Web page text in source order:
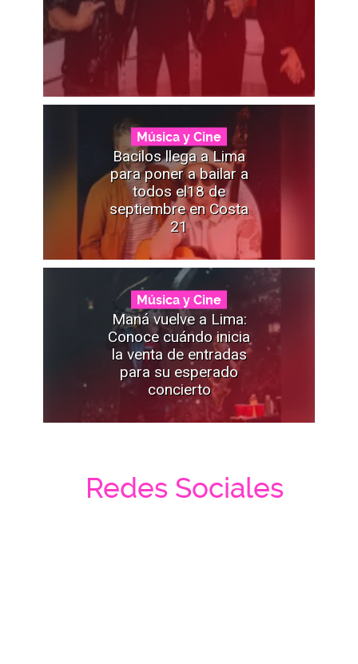
Música y Cine
Bacilos llega a Lima
para poner a bailar a
todos el18 de
septiembre en Costa
21
Música y Cine
Maná vuelve a Lima:
Conoce cuándo inicia
la venta de entradas
para su esperado
concierto
Redes Sociales